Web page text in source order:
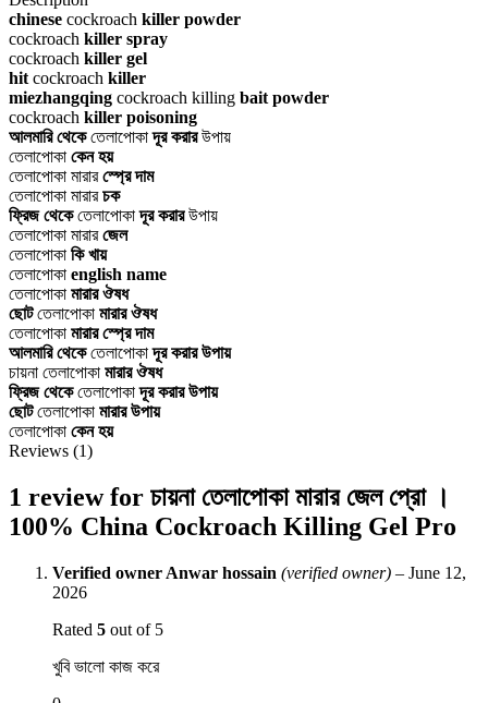
chinese cockroach killer powder
cockroach killer spray
cockroach killer gel
hitcockroach killer
miezhangqing cockroach killing bait powder
cockroach killer poisoning
আলমারি থেকেতেলাপোকাদূর করারউপায়
তেলাপোকা কেন হয়
তেলাপোকা মারারস্প্রে দাম
তেলাপোকা মারারচক
ফ্রিজ থেকেতেলাপোকাদূর করারউপায়
তেলাপোকা মারারজেল
তেলাপোকা কি খায়
তেলাপোকা english name
তেলাপোকা মারার ঔষধ
ছোটতেলাপোকা মারার ঔষধ
তেলাপোকা মারার স্প্রে দাম
আলমারি থেকেতেলাপোকাদূর করার উপায়
চায়না তেলাপোকা মারার ঔষধ
ফ্রিজ থেকেতেলাপোকাদূর করার উপায়
ছোটতেলাপোকা মারার উপায়
তেলাপোকা কেন হয়
Reviews (1)
1 review for চায়না তেলাপোকা মারার জেল প্রো ।
100% China Cockroach Killing Gel Pro
Verified owner Anwar hossain (verified owner) – June 12,
2026
Rated 5 out of 5
খুবি ভালো কাজ করে